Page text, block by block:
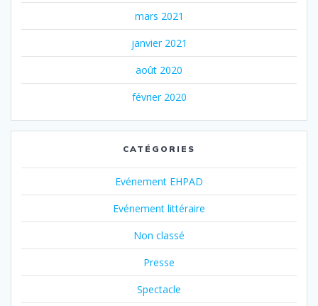
mars 2021
janvier 2021
août 2020
février 2020
CATÉGORIES
Evénement EHPAD
Evénement littéraire
Non classé
Presse
Spectacle